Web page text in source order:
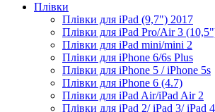
Плівки
Плівки для iPad (9,7") 2017
Плівки для iPad Pro/Air 3
Плівки для iPad mini/mini 2
Плівки для iPhone 6/6s Plus
Плівки для iPhone 5 / iPhone 5s
Плівки для iPhone 6 (4.7)
Плівки для iPad Air/iPad Air 2
Плівки для iPad 2/ iPad 3/ iPad 4